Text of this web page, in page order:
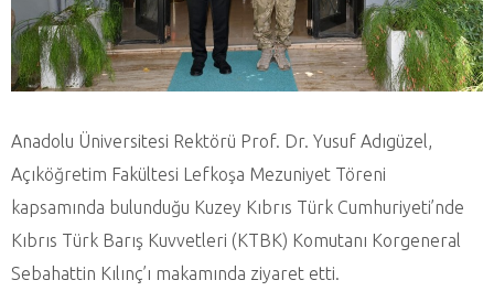
Anadolu Üniversitesi Rektörü Prof. Dr. Yusuf Adıgüzel,
Açıköğretim Fakültesi Lefkoşa Mezuniyet Töreni
kapsamında bulunduğu Kuzey Kıbrıs Türk Cumhuriyeti’nde
Kıbrıs Türk Barış Kuvvetleri (KTBK) Komutanı Korgeneral
Sebahattin Kılınç’ı makamında ziyaret etti.